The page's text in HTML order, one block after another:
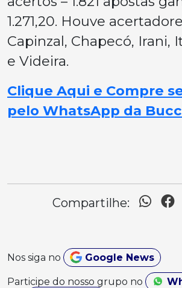
1.271,20. Houve
Capinzal, Chapecó, Irani,
e Videira.
Clique Aqui e Compre
pelo WhatsApp da
Compartilhe:
Nos siga no Google News
Participe do nosso grupo no